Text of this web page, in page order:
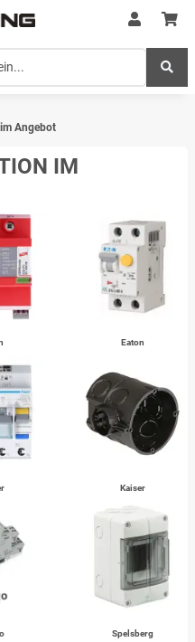
Angebot
IM
Eaton
Kaiser
Spelsberg